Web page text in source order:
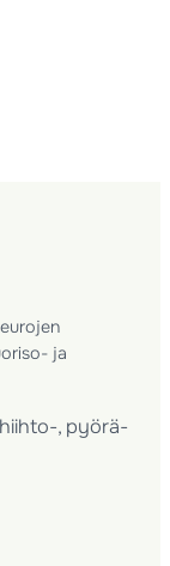
ja
, pyörä-